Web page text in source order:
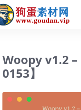
❅
Woopy v1.2
0153】